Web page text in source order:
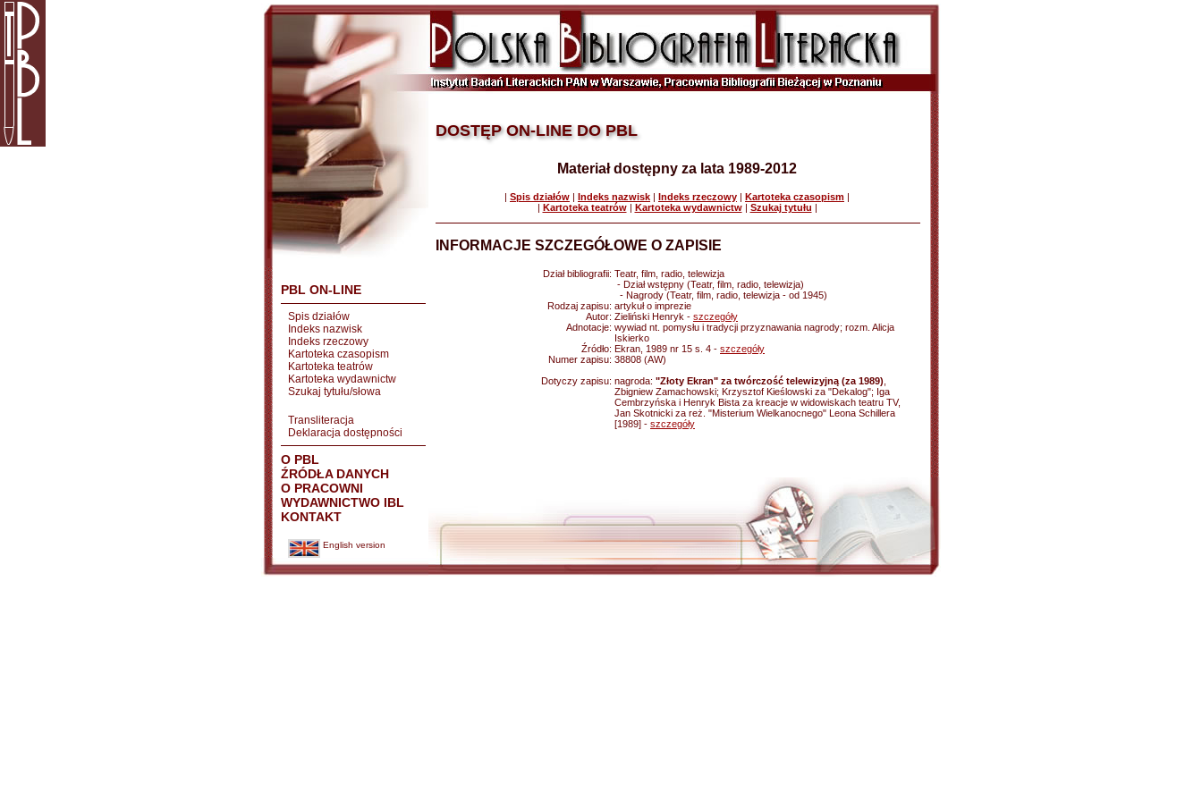
PBL ON-LINE
Spis działów
Indeks nazwisk
Indeks rzeczowy
Kartoteka czasopism
Kartoteka teatrów
Kartoteka wydawnictw
Szukaj tytułu/słowa
Transliteracja
Deklaracja dostępności
O PBL
ŹRÓDŁA DANYCH
O PRACOWNI
WYDAWNICTWO IBL
KONTAKT
English version
DOSTĘP ON-LINE DO PBL
Materiał dostępny za lata 1989-2012
| Spis działów | Indeks nazwisk | Indeks rzeczowy | Kartoteka czasopism |
| Kartoteka teatrów| Kartoteka wydawnictw| Szukaj tytułu |
INFORMACJE SZCZEGÓŁOWE O ZAPISIE
Dział bibliografii: Teatr, film, radio, telewizja
- Dział wstępny (Teatr, film, radio, telewizja)
- Nagrody (Teatr, film, radio, telewizja - od 1945)
Rodzaj zapisu: artykuł o imprezie
Autor: Zieliński Henryk - szczegóły
Adnotacje: wywiad nt. pomysłu i tradycji przyznawania nagrody; rozm. Alicja
Iskierko
Źródło: Ekran, 1989 nr 15 s. 4 - szczegóły
Numer zapisu: 38808 (AW)
Dotyczy zapisu: nagroda: "Złoty Ekran" za twórczość telewizyjną (za 1989)
Zbigniew Zamachowski; Krzysztof Kieślowski za "Dekalog"; Iga
Cembrzyńska i Henryk Bista za kreacje w widowiskach teatru TV,
Jan Skotnicki za reż. "Misterium Wielkanocnego" Leona Schillera
[1989] - szczegóły